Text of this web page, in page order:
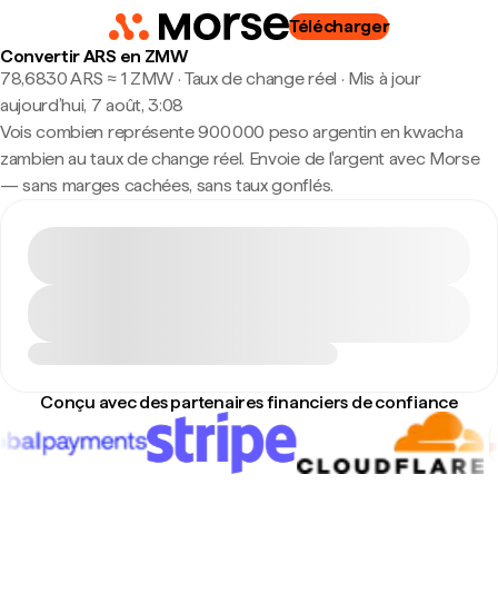
Télécharger
Convertir ARS en ZMW
78,6830 ARS ≈ 1 ZMW · Taux de change réel · Mis à jour
aujourd’hui, 7 août, 3:08
Vois combien représente 900 000 peso argentin en kwacha
zambien au taux de change réel. Envoie de l'argent avec Morse
— sans marges cachées, sans taux gonflés.
Conçu avec des partenaires financiers de confiance